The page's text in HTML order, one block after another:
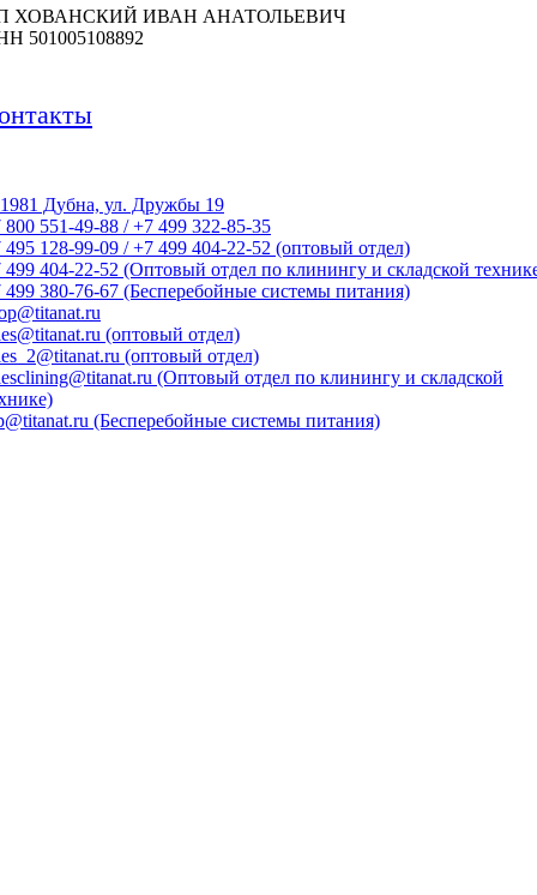
ХОВАНСКИЙ ИВАН АНАТОЛЬЕВИЧ
501005108892
Дубна, ул. Дружбы 19
800 551-49-88 / +7 499 322-85-35
495 128-99-09 / +7 499 404-22-52 (оптовый отдел)
499 404-22-52 (Оптовый отдел по клинингу и складской
499 380-76-67 (Бесперебойные системы питания)
(оптовый отдел)
(оптовый отдел)
(Оптовый отдел по клинингу и складской
(Бесперебойные системы питания)